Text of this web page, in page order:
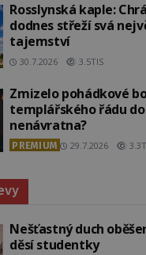
Rosslynská kaple:
dodnes střeží svá
tajemství
30.7.2026 3.5TIS
Zmizelo pohádkové
templářského řádu do
nenávratna?
PREMIUM 29.7.2026
Nešťastný duch
děsí studentky